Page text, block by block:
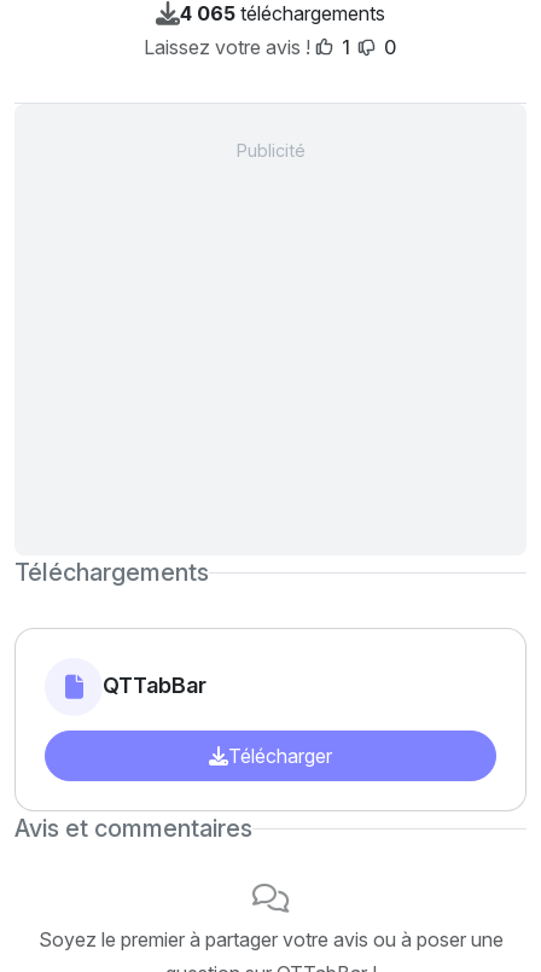
4 065 téléchargements
Laissez votre avis !
1 0
Téléchargements
QTTabBar
Télécharger
Avis et commentaires
Soyez le premier à partager votre avis ou à poser une